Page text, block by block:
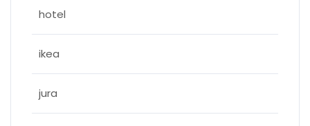
hotel
ikea
jura